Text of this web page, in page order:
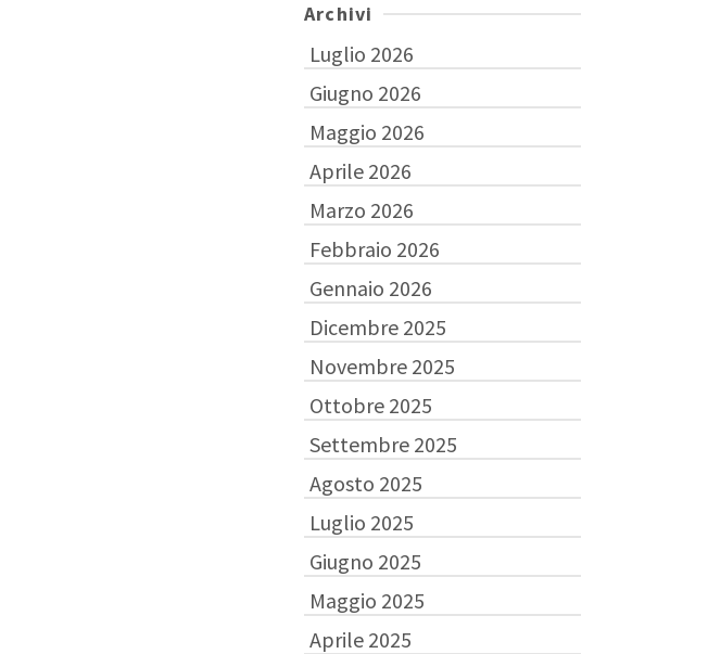
Archivi
Luglio 2026
Giugno 2026
Maggio 2026
Aprile 2026
Marzo 2026
Febbraio 2026
Gennaio 2026
Dicembre 2025
Novembre 2025
Ottobre 2025
Settembre 2025
Agosto 2025
Luglio 2025
Giugno 2025
Maggio 2025
Aprile 2025